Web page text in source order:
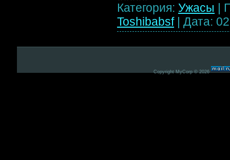
Категория: Ужасы |
Toshibabsf | Дата:
Copyright MyCorp © 2026